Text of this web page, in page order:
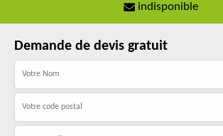
indisponible
Demande de devis gratuit